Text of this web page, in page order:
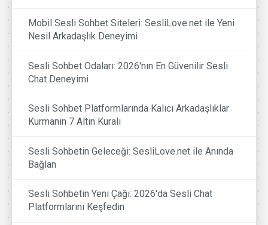
Mobil Sesli Sohbet Siteleri: SesliLove.net ile Yeni
Nesil Arkadaşlık Deneyimi
Sesli Sohbet Odaları: 2026'nın En Güvenilir Sesli
Chat Deneyimi
Sesli Sohbet Platformlarında Kalıcı Arkadaşlıklar
Kurmanın 7 Altın Kuralı
Sesli Sohbetin Geleceği: SesliLove.net ile Anında
Bağlan
Sesli Sohbetin Yeni Çağı: 2026'da Sesli Chat
Platformlarını Keşfedin